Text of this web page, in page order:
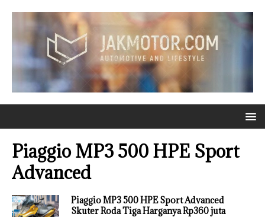
Piaggio MP3 500 HPE Sport
Advanced
Piaggio MP3 500 HPE Sport Advanced
Skuter Roda Tiga Harganya Rp360 juta